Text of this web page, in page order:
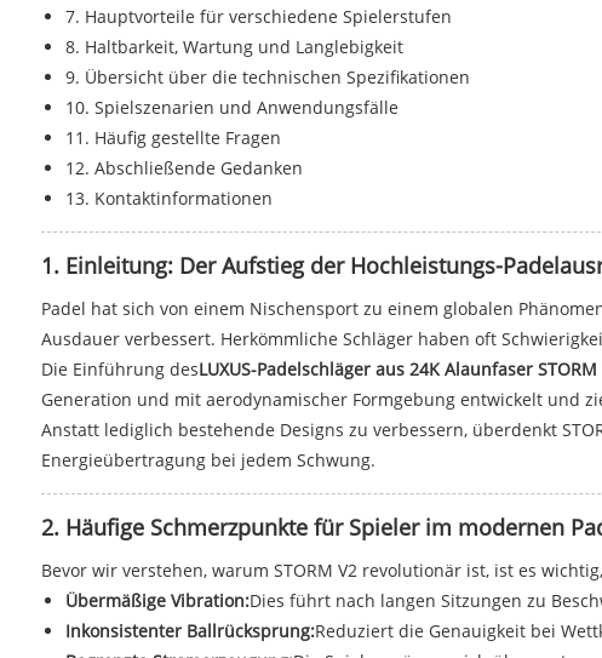
7. Hauptvorteile für verschiedene Spielerstufen
8. Haltbarkeit, Wartung und Langlebigkeit
9. Übersicht über die technischen Spezifikationen
10. Spielszenarien und Anwendungsfälle
11. Häufig gestellte Fragen
12. Abschließende Gedanken
13. Kontaktinformationen
1. Einleitung: Der Aufstieg der Hochleistungs-
Padel hat sich von einem Nischensport zu einem globalen
Ausdauer verbessert. Herkömmliche Schläger haben oft
Die Einführung desLUXUS-Padelschläger aus 24K Alaunfaser STORM
Generation und mit aerodynamischer Formgebung entwickelt und
Anstatt lediglich bestehende Designs zu verbessern, überdenkt
Energieübertragung bei jedem Schwung.
2. Häufige Schmerzpunkte für Spieler im modernen
Bevor wir verstehen, warum STORM V2 revolutionär ist, ist es
Übermäßige Vibration:Dies führt nach langen Sitzungen zu
Inkonsistenter Ballrücksprung:Reduziert die Genauigkeit bei